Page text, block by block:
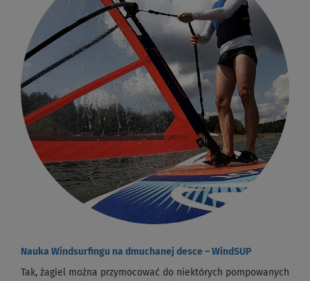
Nauka Windsurfingu na dmuchanej desce – WindSUP
Tak, żagiel można przymocować do niektórych pompowanych